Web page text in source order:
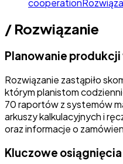
/ Rozwiązanie
Planowanie
Rozwiązanie zastąpiło
którym planistom
70 raportów z systemów
arkuszy kalkulacyjnych i
oraz informacje o
Kluczowe